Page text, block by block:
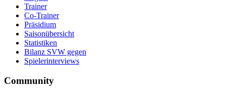
Trainer
Co-Trainer
Präsidium
Saisonübersicht
Statistiken
Bilanz SVW gegen
Spielerinterviews
Community